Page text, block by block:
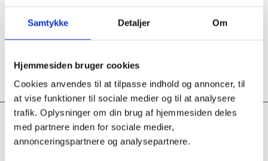
Samtykke Detaljer Om
Hjemmesiden bruger cookies
Cookies anvendes til at tilpasse indhold og annoncer, til
at vise funktioner til sociale medier og til at analysere
trafik. Oplysninger om din brug af hjemmesiden deles
med partnere inden for sociale medier,
annonceringspartnere og analysepartnere.
1. november 2017
BIONY KLINIK